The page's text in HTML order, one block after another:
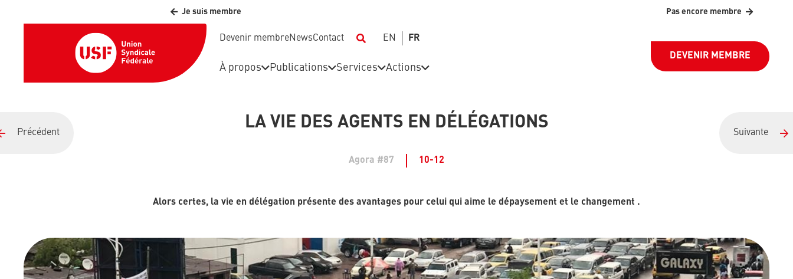
Je suis membre Pas encore membre
Devenir membreNewsContact EN FR
À propos Publications Services Actions
DEVENIR MEMBRE
Précédent
LA VIE DES AGENTS EN DÉLÉGATIONS
Suivante
Agora #87 10-12
Alors certes, la vie en délégation présente des avantages pour celui qui aime le dépaysement et le changement .